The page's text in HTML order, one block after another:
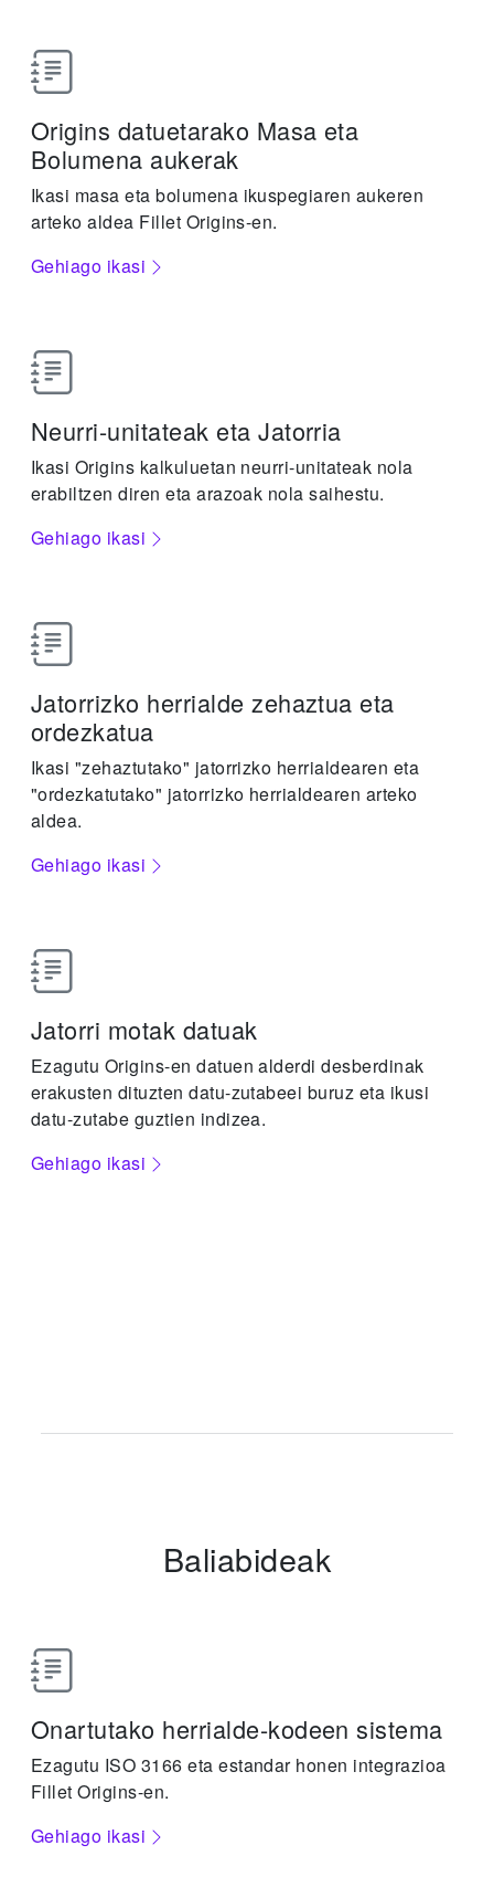
Origins datuetarako Masa eta
Bolumena aukerak
Ikasi masa eta bolumena ikuspegiaren aukeren
arteko aldea Fillet Origins-en.
Gehiago ikasi
Neurri-unitateak eta Jatorria
Ikasi Origins kalkuluetan neurri-unitateak nola
erabiltzen diren eta arazoak nola saihestu.
Gehiago ikasi
Jatorrizko herrialde zehaztua eta
ordezkatua
Ikasi "zehaztutako" jatorrizko herrialdearen eta
"ordezkatutako" jatorrizko herrialdearen arteko
aldea.
Gehiago ikasi
Jatorri motak datuak
Ezagutu Origins-en datuen alderdi desberdinak
erakusten dituzten datu-zutabeei buruz eta ikusi
datu-zutabe guztien indizea.
Gehiago ikasi
Baliabideak
Onartutako herrialde-kodeen sistema
Ezagutu ISO 3166 eta estandar honen integrazioa
Fillet Origins-en.
Gehiago ikasi